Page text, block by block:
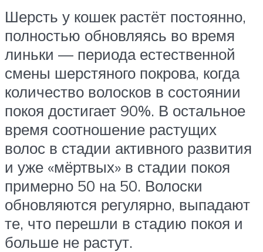
Шерсть у кошек растёт постоянно,
полностью обновляясь во время
линьки — периода естественной
смены шерстяного покрова, когда
количество волосков в состоянии
покоя достигает 90%. В остальное
время соотношение растущих
волос в стадии активного развития
и уже «мёртвых» в стадии покоя
примерно 50 на 50. Волоски
обновляются регулярно, выпадают
те, что перешли в стадию покоя и
больше не растут.